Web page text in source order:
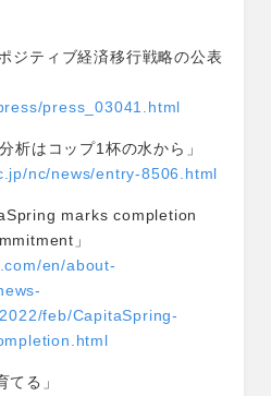
ジティブ経済移行戦略の公表
press_03041.html
析はコップ1杯の水から」
nc/news/entry-8506.html
marks completion
」
en/about-
feb/CapitaSpring-
る」